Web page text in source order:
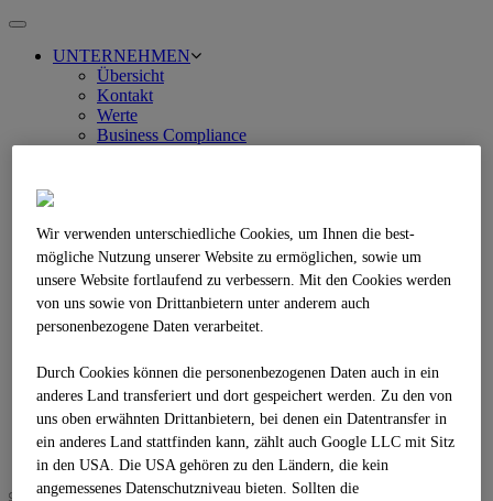
Toggle
navigationUNTERNEHMEN
Übersicht
Kontakt
Werte
Business Compliance
Oberflächenbehandlung
Vorspritzen
Patchmatik
Vliesverlegung
Flankenanstrich
PRODUKTE
Sonderprodukte
GERÄTEVERMIETUNG
ZERTIFIZIERUNG
KARRIERE
BESTELLANFRAGE
Wir verwenden unterschiedliche Cookies, um Ihnen die best­
mögliche Nutzung unserer Website zu ermöglichen, sowie um
unsere Website fortlaufend zu verbessern. Mit den Cookies werden
von uns sowie von Drittanbietern unter anderem auch
personenbezogene Daten verarbeitet.
Durch Cookies können die personenbezogenen Daten auch in ein
anderes Land transferiert und dort gespeichert werden. Zu den von
uns oben erwähnten Drittanbietern, bei denen ein Datentransfer in
ein anderes Land stattfinden kann, zählt auch Google LLC mit Sitz
in den USA. Die USA gehören zu den Ländern, die kein
angemessenes Datenschutzniveau bieten. Sollten die